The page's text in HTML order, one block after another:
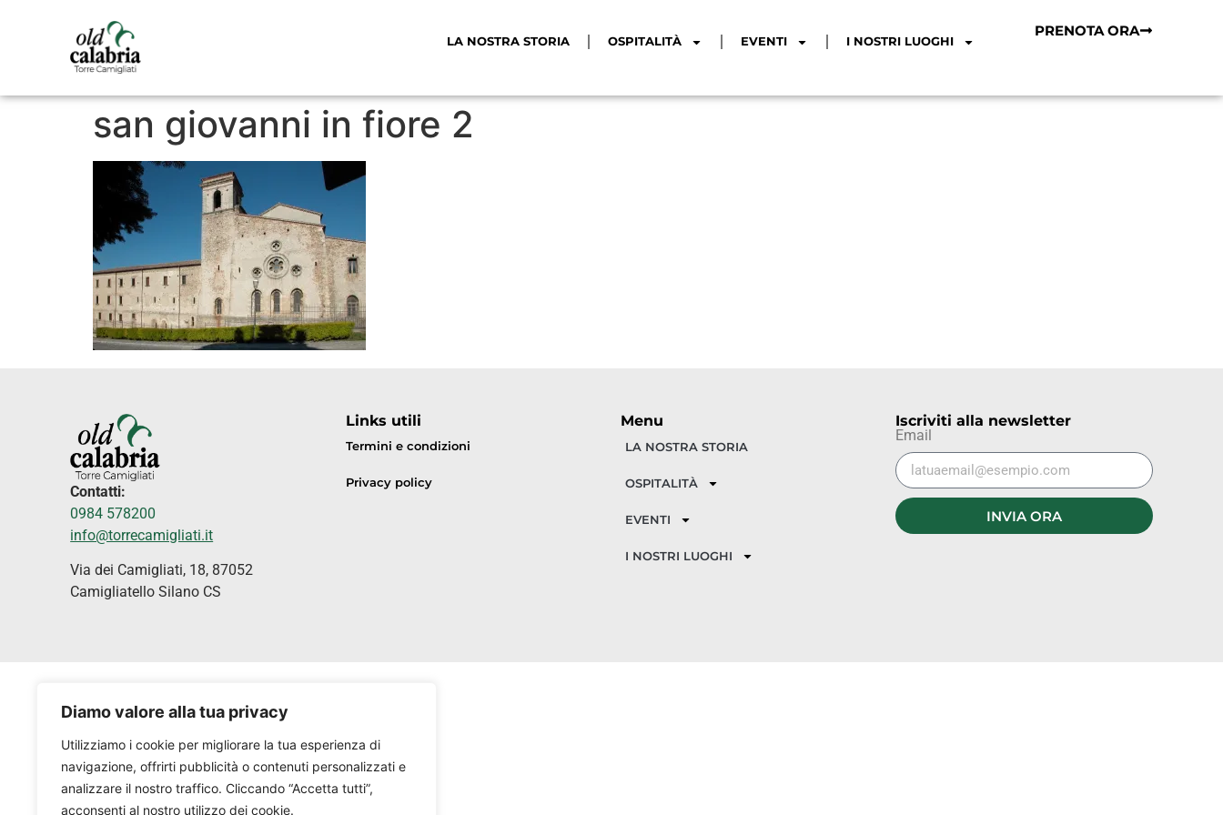
Diamo valore alla tua privacy
Utilizziamo i cookie per migliorare la tua esperienza di
navigazione, offrirti pubblicità o contenuti personalizzati e
analizzare il nostro traffico. Cliccando “Accetta tutti”,
acconsenti al nostro utilizzo dei cookie.
LA NOSTRA STORIA OSPITALITÀ EVENTI I NOSTRI LUOGHI
PRENOTA ORA
san giovanni in fiore 2
Contatti:
0984 578200
info@torrecamigliati.it
Via dei Camigliati, 18, 87052
Camigliatello Silano CS
Links utili
Termini e condizioni
Privacy policy
Menu
LA NOSTRA STORIA
OSPITALITÀ
EVENTI
I NOSTRI LUOGHI
Iscriviti alla newsletter
Email
INVIA ORA